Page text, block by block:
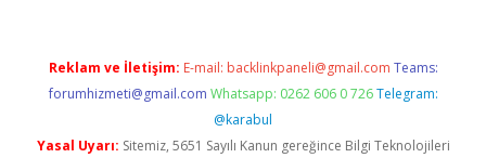
Reklam ve İletişim: E-mail: backlinkpaneli@gmail.com Teams:
forumhizmeti@gmail.com Whatsapp: 0262 606 0 726 Telegram:
@karabul
Yasal Uyarı: Sitemiz, 5651 Sayılı Kanun gereğince Bilgi Teknolojileri